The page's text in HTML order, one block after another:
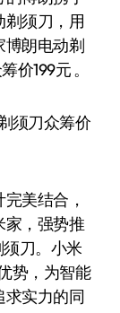
剃须刀，用
博朗电动剃
价199元 。
美结合，
家，强势推
刀。小米
势，为智能
求实力的同